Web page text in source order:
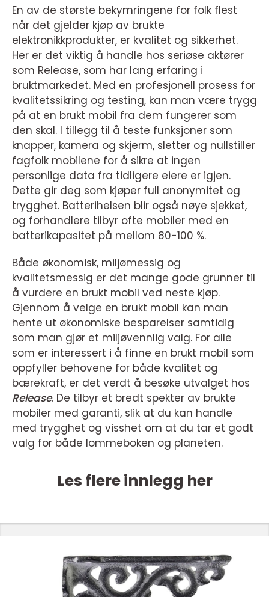
En av de største bekymringene for folk flest
når det gjelder kjøp av brukte
elektronikkprodukter, er kvalitet og sikkerhet.
Her er det viktig å handle hos seriøse aktører
som Release, som har lang erfaring i
bruktmarkedet. Med en profesjonell prosess for
kvalitetssikring og testing, kan man være trygg
på at en brukt mobil fra dem fungerer som
den skal. I tillegg til å teste funksjoner som
knapper, kamera og skjerm, sletter og nullstiller
fagfolk mobilene for å sikre at ingen
personlige data fra tidligere eiere er igjen.
Dette gir deg som kjøper full anonymitet og
trygghet. Batterihelsen blir også nøye sjekket,
og forhandlere tilbyr ofte mobiler med en
batterikapasitet på mellom 80-100 %.
Både økonomisk, miljømessig og
kvalitetsmessig er det mange gode grunner til
å vurdere en brukt mobil ved neste kjøp.
Gjennom å velge en brukt mobil kan man
hente ut økonomiske besparelser samtidig
som man gjør et miljøvennlig valg. For alle
som er interessert i å finne en brukt mobil som
oppfyller behovene for både kvalitet og
bærekraft, er det verdt å besøke utvalget hos
Release. De tilbyr et bredt spekter av brukte
mobiler med garanti, slik at du kan handle
med trygghet og visshet om at du tar et godt
valg for både lommeboken og planeten.
Les flere innlegg her